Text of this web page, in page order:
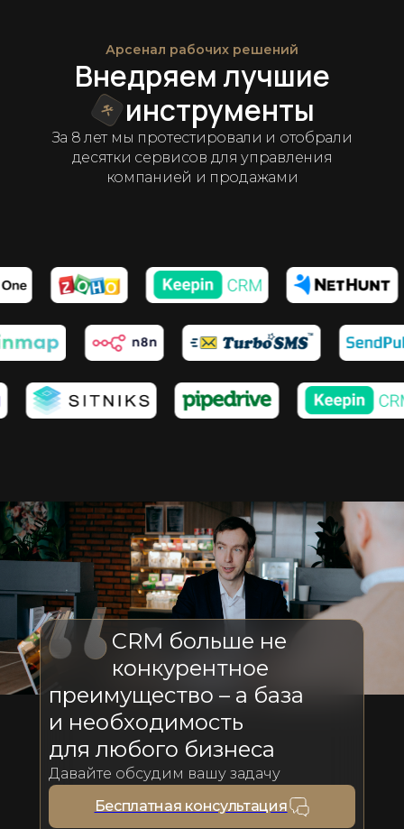
Арсенал рабочих решений
Внедряем лучшие
инструменты
За 8 лет мы протестировали и отобрали
десятки сервисов для управления
компанией и продажами
CRM больше не
конкурентное
преимущество – а база
и необходимость
для любого бизнеса
Давайте обсудим вашу задачу
Бесплатная консультация